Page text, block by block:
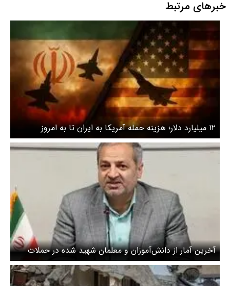
خبرهای مرتبط
۱۲ میلیارد دلار؛ هزینه حمله آمریکا به ایران تا به امروز
آخرین آمار از دانش‌آموزان و معلمان شهید شده در حملات
آمریکا و اسرائیل / ۲۰ مدرسه و واحد آموزشی تخریب شد